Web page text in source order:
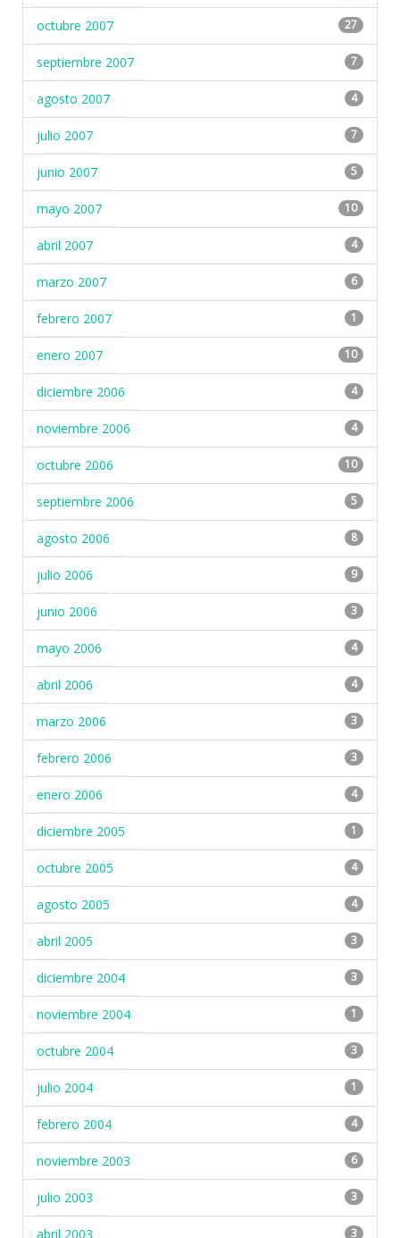
octubre 2007 27
septiembre 2007 7
agosto 2007 4
julio 2007 7
junio 2007 5
mayo 2007 10
abril 2007 4
marzo 2007 6
febrero 2007 1
enero 2007 10
diciembre 2006 4
noviembre 2006 4
octubre 2006 10
septiembre 2006 5
agosto 2006 8
julio 2006 9
junio 2006 3
mayo 2006 4
abril 2006 4
marzo 2006 3
febrero 2006 3
enero 2006 4
diciembre 2005 1
octubre 2005 4
agosto 2005 4
abril 2005 3
diciembre 2004 3
noviembre 2004 1
octubre 2004 3
julio 2004 1
febrero 2004 4
noviembre 2003 6
julio 2003 3
abril 2003 3